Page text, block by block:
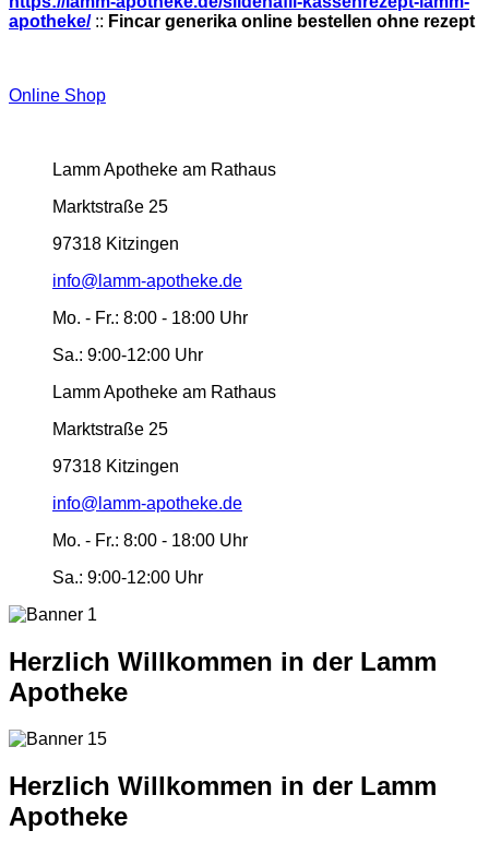
apotheke/:: Fincar generika online bestellen ohne rezept
Online Shop
Lamm Apotheke am Rathaus
Marktstraße 25
97318 Kitzingen
info@lamm-apotheke.de
Mo. - Fr.: 8:00 - 18:00 Uhr
Sa.: 9:00-12:00 Uhr
Lamm Apotheke am Rathaus
Marktstraße 25
97318 Kitzingen
info@lamm-apotheke.de
Mo. - Fr.: 8:00 - 18:00 Uhr
Sa.: 9:00-12:00 Uhr
Herzlich Willkommen in der Lamm
Apotheke
Herzlich Willkommen in der Lamm
Apotheke